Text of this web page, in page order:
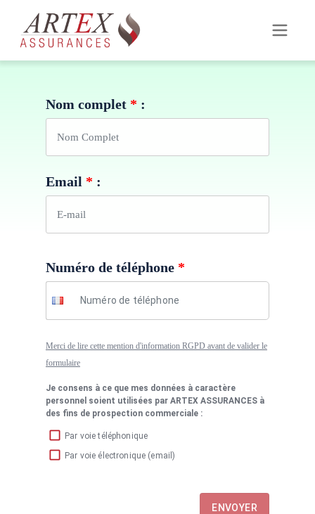
Nom complet * :
Email * :
Numéro de téléphone *
Merci de lire cette mention d'information RGPD avant de valider le
formulaire
Je consens à ce que mes données à caractère
personnel soient utilisées par ARTEX ASSURANCES à
des fins de prospection commerciale :
Par voie téléphonique
Par voie électronique (email)
ENVOYER